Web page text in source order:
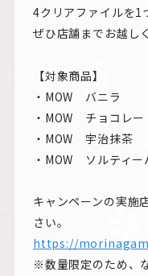
4クリアファイルを
ぜひ店舗までお越し
【対象商品】
・MOW バニラ
・MOW チョコレー
・MOW 宇治抹茶
・MOW ソルティー
キャンペーンの実施
さい。
https://
※数量限定のため、